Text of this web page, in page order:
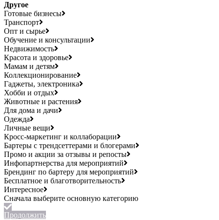
Другое
Готовые бизнесы
Транспорт
Опт и сырье
Обучение и консультации
Недвижимость
Красота и здоровье
Мамам и детям
Коллекционирование
Гаджеты, электроника
Хобби и отдых
Животные и растения
Для дома и дачи
Одежда
Личные вещи
Кросс-маркетинг и коллаборации
Бартеры с трендсеттерами и блогерами
Промо и акции за отзывы и репосты
Инфопартнерства для мероприятий
Брендинг по бартеру для мероприятий
Бесплатное и благотворительность
Интересное
Продолжить